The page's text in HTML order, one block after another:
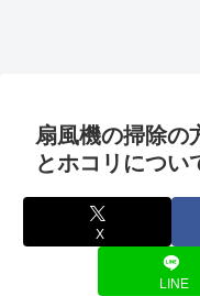
扇風機の掃除の
とホコリについ
X
LINE